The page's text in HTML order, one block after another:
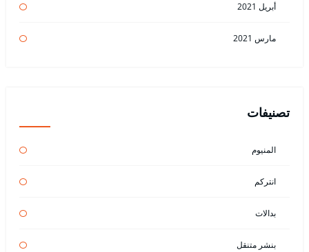
أبريل 2021
مارس 2021
تصنيفات
المنيوم
انتركم
بدالات
بنشر متنقل